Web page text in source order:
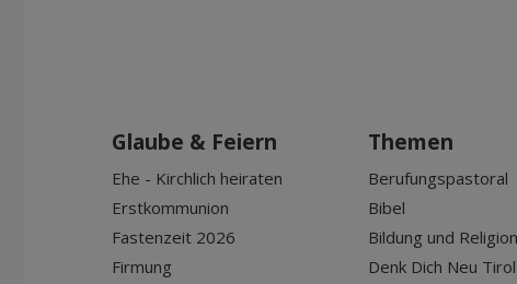
Glaube & Feiern
Ehe - Kirchlich heiraten
Erstkommunion
Fastenzeit 2026
Firmung
Themen
Berufungspastoral
Bibel
Bildung und Religion
Denk Dich Neu Tirol